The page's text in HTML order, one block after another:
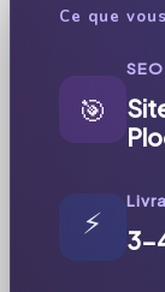
Ce que
🎯
⚡ 3-